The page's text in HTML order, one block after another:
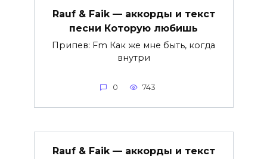
Rauf & Faik — аккорды и текст
песни Которую любишь
Припев: Fm Как же мне быть, когда
внутри
0 743
Rauf & Faik — аккорды и текст